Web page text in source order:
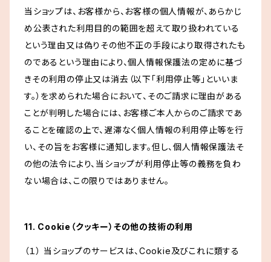
当ショップは、お客様から、お客様の個人情報が、あらかじ
め公表された利用目的の範囲を超えて取り扱われている
という理由又は偽りその他不正の手段により取得されたも
のであるという理由により、個人情報保護法の定めに基づ
きその利用の停止又は消去（以下「利用停止等」といいま
す。）を求められた場合において、そのご請求に理由がある
ことが判明した場合には、お客様ご本人からのご請求であ
ることを確認の上で、遅滞なく個人情報の利用停止等を行
い、その旨をお客様に通知します。但し、個人情報保護法そ
の他の法令により、当ショップが利用停止等の義務を負わ
ない場合は、この限りではありません。
11. Cookie（クッキー）その他の技術の利用
（１） 当ショップのサービスは、Cookie及びこれに類する